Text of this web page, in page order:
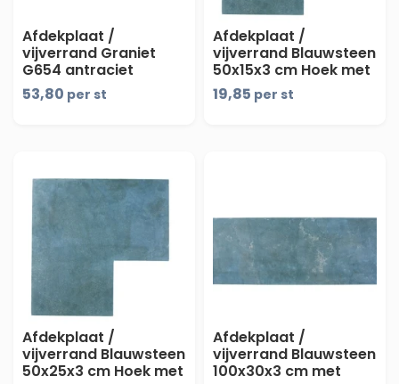
Afdekplaat /
vijverrand Graniet
G654 antraciet
100x30x3 cm met
facet
53,80 per st
Afdekplaat /
vijverrand Blauwsteen
50x15x3 cm Hoek met
facet - prijs op
aanvraag -
19,85 per st
Afdekplaat /
vijverrand Blauwsteen
50x25x3 cm Hoek met
Afdekplaat /
vijverrand Blauwsteen
100x30x3 cm met